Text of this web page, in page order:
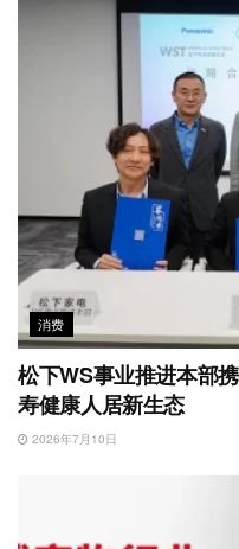
消费
松下WS事业推进本部
寿健康人居新生态
2026年7月10日